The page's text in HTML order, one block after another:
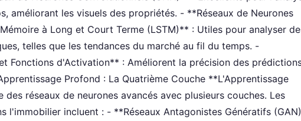
améliorant les visuels des propriétés. - **Réseaux de Neurones
à Long et Court Terme (LSTM)** : Utiles pour analyser
telles que les tendances du marché au fil du temps. -
Fonctions d'Activation** : Améliorent la précision des
Profond : La Quatrième Couche **L'Apprentissage
réseaux de neurones avancés avec plusieurs couches. Les
l'immobilier incluent : - **Réseaux Antagonistes Génératifs